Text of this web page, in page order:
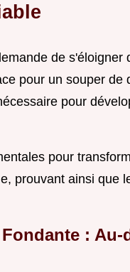
de s'éloigner
pour un souper de
pour
pour
prouvant ainsi que
: Au-